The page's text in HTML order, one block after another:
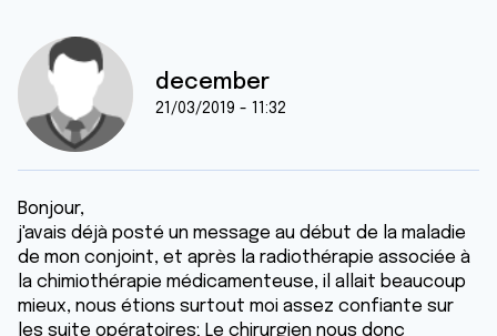
december
21/03/2019 - 11:32
Bonjour,
j'avais déjà posté un message au début de la maladie
de mon conjoint, et après la radiothérapie associée à
la chimiothérapie médicamenteuse, il allait beaucoup
mieux, nous étions surtout moi assez confiante sur
les suite opératoires; Le chirurgien nous donc